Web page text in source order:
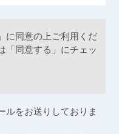
」に同意の上ご利用くだ
「同意する」にチェッ
ルをお送りしておりま